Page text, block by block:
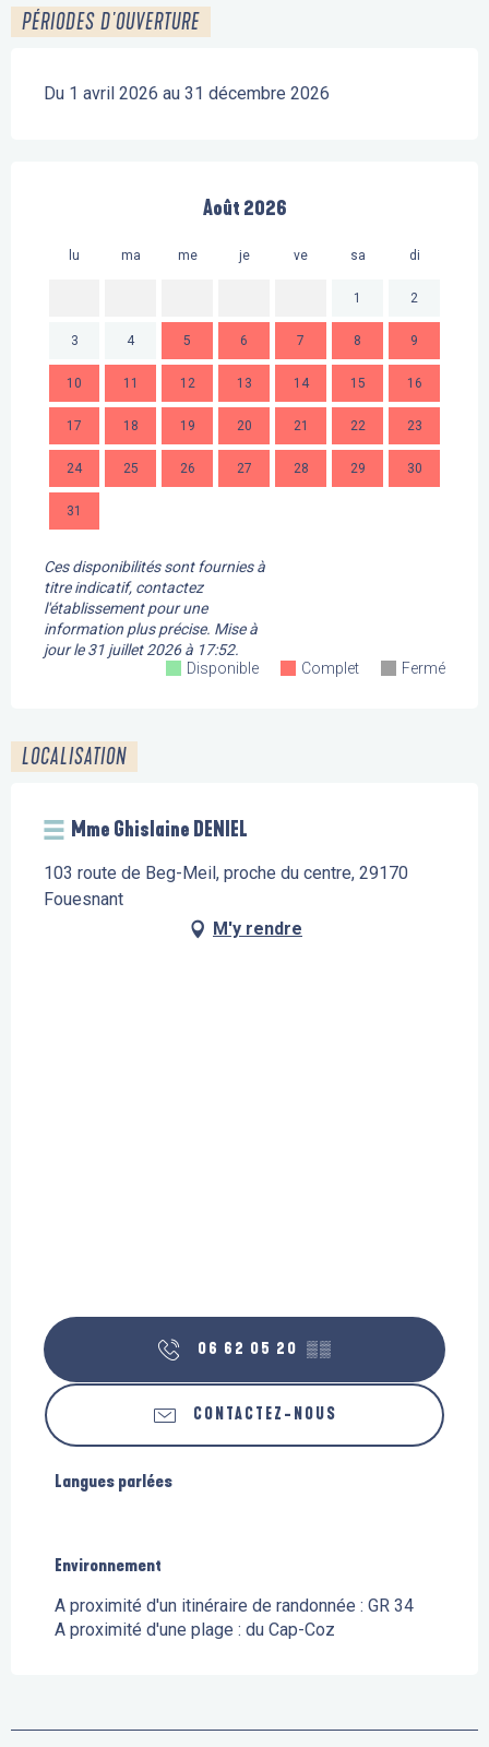
PÉRIODES D'OUVERTURE
Du 1 avril 2026 au 31 décembre 2026
Août 2026
lu ma me je ve sa di
1 2
3 4 5 6 7 8 9
10 11 12 13 14 15 16
17 18 19 20 21 22 23
24 25 26 27 28 29 30
31
Ces disponibilités sont fournies à
titre indicatif, contactez
l'établissement pour une
information plus précise. Mise à
jour le31 juillet 2026 à 17:52.
Disponible
Complet Fermé
LOCALISATION
Mme Ghislaine DENIEL
103 route de Beg-Meil, proche du centre, 29170
Fouesnant
M'y rendre
06 62 05 20 ▒▒
CONTACTEZ-NOUS
Langues parlées
Langues parlées
Environnement
Environnement
A proximité d'un itinéraire de randonnée : GR 34
A proximité d'une plage : du Cap-Coz